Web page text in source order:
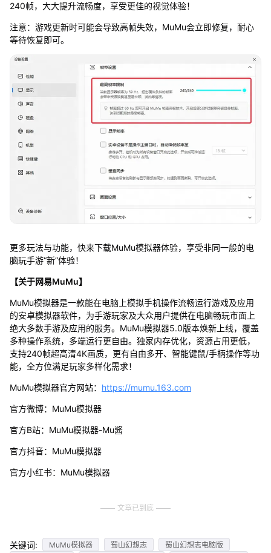
240帧，大大提升流畅度，享受更佳的视觉体验！
注意：游戏更新时可能会导致高帧失效，MuMu会立即修复，耐心
等待恢复即可。
更多玩法与功能，快来下载MuMu模拟器体验，享受非同一般的电
脑玩手游“新”体验！
【关于网易MuMu】
MuMu模拟器是一款能在电脑上模拟手机操作流畅运行游戏及应用
的安卓模拟器软件，为手游玩家及大众用户提供在电脑畅玩市面上
绝大多数手游及应用的服务。MuMu模拟器5.0版本焕新上线，覆盖
多种操作系统，多端运行更自由。独家内存优化，资源占用更低，
支持240帧超高清4K画质，更有自由多开、智能键鼠/手柄操作等功
能，全方位满足玩家多样化需求！
MuMu模拟器官方网站： https://mumu.163.com
官方微博：MuMu模拟器
官方B站：MuMu模拟器-Mu酱
官方抖音：MuMu模拟器
官方小红书：MuMu模拟器
文章已到底
关键词: MuMu模拟器 蜀山幻想志
蜀山幻想志电脑版